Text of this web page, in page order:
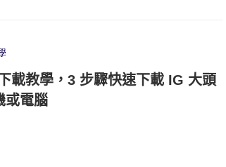
載教學，3 步驟快速下載 IG 大頭
或電腦